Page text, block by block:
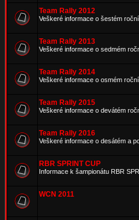
Team Rally 2012
Veškeré informace o šestém
Team Rally 2013
Veškeré informace o sedmém
Team Rally 2014
Veškeré informace o osmém
Team Rally 2015
Veškeré informace o devátém
Team Rally 2016
Veškeré informace o desátém a
RBR SPRINT CUP
Informace k šampionátu RBR
WCN 2011